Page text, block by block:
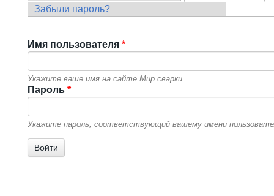
Главные вкладки
Забыли пароль?
Имя пользователя *
Укажите ваше имя на сайте Мир сварки.
Пароль *
Укажите пароль, соответствующий вашему имени